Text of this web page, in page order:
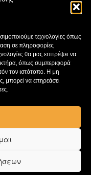
τεχνολογίες όπως
σε πληροφορίες
θα μας επιτρέψει να
όπως συμπεριφορά
τον ιστότοπο. Η μη
μπορεί να επηρεάσει
| Όροι και Προϋποθέσεις
699